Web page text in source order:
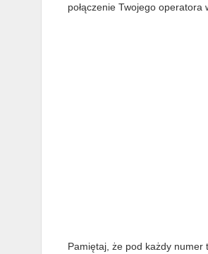
połączenie Twojego operatora
Pamiętaj, że pod każdy numer